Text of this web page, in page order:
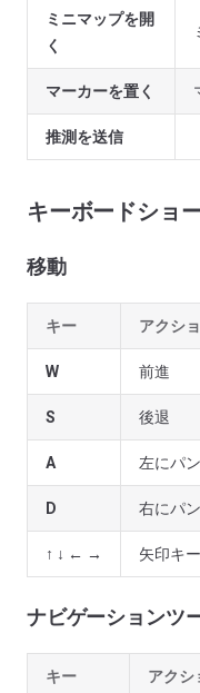
ミニマップを開
く
マーカーを置く
推測を送信
キーボードショ
移動
キー アクシ
W 前進
S 後退
A 左にパン
D 右にパン
↑ ↓ ← → 矢印キ
ナビゲーションツ
キー アクシ